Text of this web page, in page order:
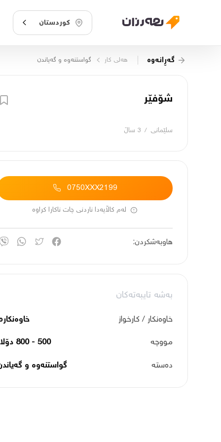
کوردستان
گەڕانەوە هه‌لی کار گواستنەوە و گەیاندن
شۆفێر
سلێمانی / 3 ساڵ
0750XXX2199
لەم کاڵایەدا ناردنی چات ناکارا کراوە
هاوبەشکردن:
بەشە تایبەتەکان
خاوەنکار / کارخواز
مووچە
500 - 800 دۆلار
دەستە
گواستنەوە و